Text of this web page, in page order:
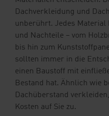
Dachverkleidung und
unberührt. Jedes Material
und Nachteile – vom
bis hin zum
sollten immer in die
einen Baustoff mit
Bestand hat. Ähnlich wie
Dachüberstand
Kosten auf Sie zu.